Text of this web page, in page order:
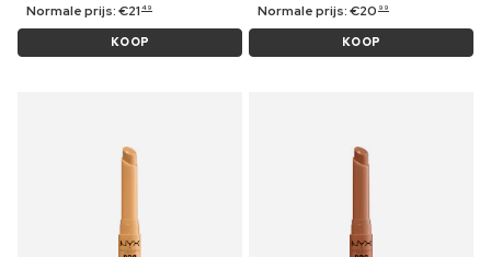
Normale prijs:€21 49
KOOP
Normale prijs:€20 99
KOOP